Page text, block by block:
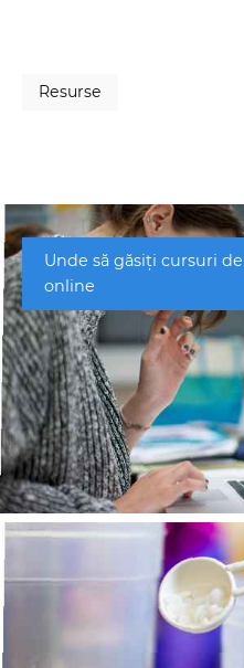
Resurse
Unde să găsiți cursuri
online